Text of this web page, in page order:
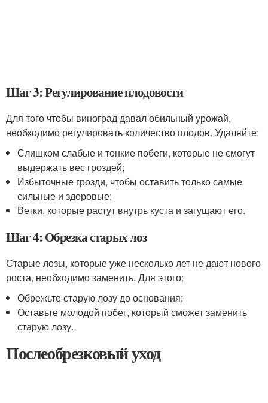
Шаг 3: Регулирование плодовости
Для того чтобы виноград давал обильный урожай,
необходимо регулировать количество плодов. Удаляйте:
Слишком слабые и тонкие побеги, которые не смогут
выдержать вес гроздей;
Избыточные грозди, чтобы оставить только самые
сильные и здоровые;
Ветки, которые растут внутрь куста и загущают его.
Шаг 4: Обрезка старых лоз
Старые лозы, которые уже несколько лет не дают нового
роста, необходимо заменить. Для этого:
Обрежьте старую лозу до основания;
Оставьте молодой побег, который сможет заменить
старую лозу.
Послеобрезковый уход